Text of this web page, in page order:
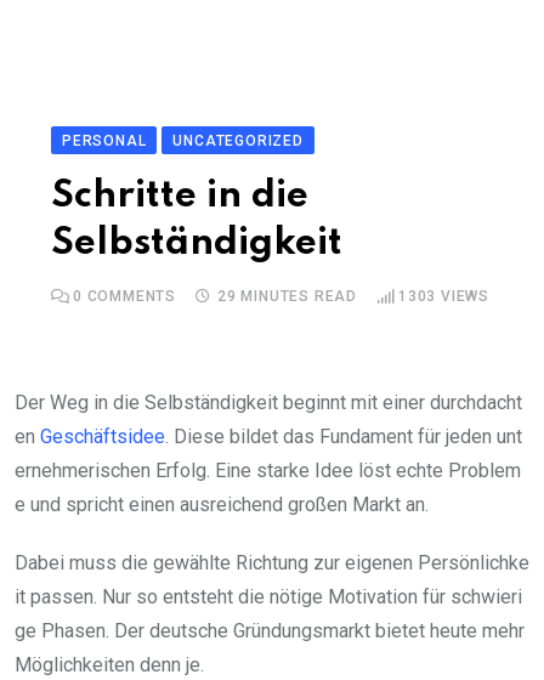
PERSONAL UNCATEGORIZED
Schritte in die
Selbständigkeit
0 COMMENTS 29 MINUTES READ 1303 VIEWS
Der Weg in die Selbständigkeit beginnt mit einer durchdacht
en Geschäftsidee. Diese bildet das Fundament für jeden unt
ernehmerischen Erfolg. Eine starke Idee löst echte Problem
e und spricht einen ausreichend großen Markt an.
Dabei muss die gewählte Richtung zur eigenen Persönlichke
it passen. Nur so entsteht die nötige Motivation für schwieri
ge Phasen. Der deutsche Gründungsmarkt bietet heute mehr
Möglichkeiten denn je.